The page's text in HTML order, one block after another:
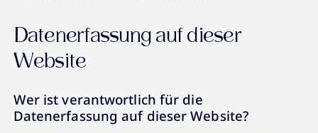
Datenerfassung auf dieser
Website
Wer ist verantwortlich für die
Datenerfassung auf dieser Website?